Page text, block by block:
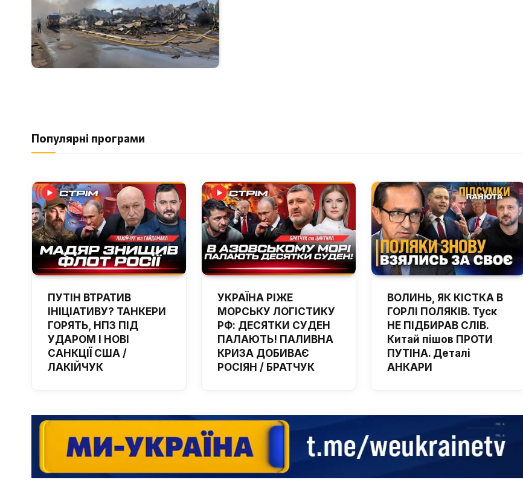
Популярні програми
ПУТІН ВТРАТИВ
ІНІЦІАТИВУ? ТАНКЕРИ
ГОРЯТЬ, НПЗ ПІД
УДАРОМ І НОВІ
САНКЦІЇ США /
ЛАКІЙЧУК
УКРАЇНА РІЖЕ
МОРСЬКУ ЛОГІСТИКУ
РФ: ДЕСЯТКИ СУДЕН
ПАЛАЮТЬ! ПАЛИВНА
КРИЗА ДОБИВАЄ
РОСІЯН / БРАТЧУК
ВОЛИНЬ, ЯК КІСТКА В
ГОРЛІ ПОЛЯКІВ. Туск
НЕ ПІДБИРАВ СЛІВ.
Китай пішов ПРОТИ
ПУТІНА. Деталі
АНКАРИ